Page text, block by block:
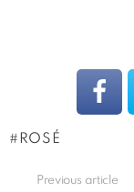
ROSÉ
Previous article